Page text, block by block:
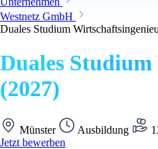
Westnetz GmbH
Duales Studium
Duales
(2027)
Münster Ausbildung
Jetzt bewerben